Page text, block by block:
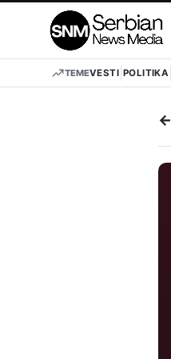
TEMEVESTI POLITIKA
←